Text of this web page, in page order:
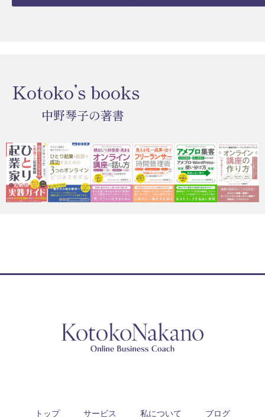
Kotoko’s books
中野琴子の著書
トップ サービス 私について ブログ